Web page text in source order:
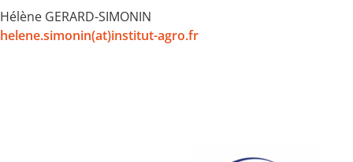
Hélène GERARD-SIMONIN
helene.simonin(at)institut-agro.fr